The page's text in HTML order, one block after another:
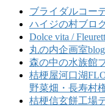
ブライダルコー
ハイジの村ブロ
Dolce vita /
丸の内企画室blog
森の中の水族館
桔梗屋河口湖
野菜畑・長寿村
桔梗信玄餅工場